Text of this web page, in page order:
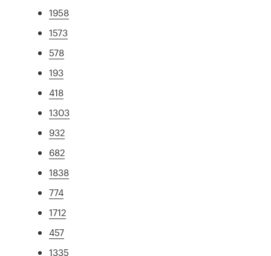
1958
1573
578
193
418
1303
932
682
1838
774
1712
457
1335